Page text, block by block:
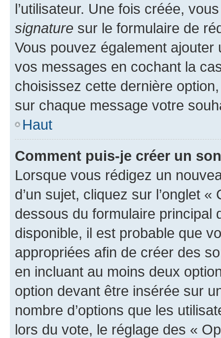
l’utilisateur. Une fois créée,
signature sur le formulaire de
Vous pouvez également
vos messages en cochant la
choisissez cette dernière
sur chaque message votre
Haut
Comment puis-je créer un
Lorsque vous rédigez un
d’un sujet, cliquez sur l’onglet
dessous du formulaire principal
disponible, il est probable que
appropriées afin de créer des
en incluant au moins deux
option devant être insérée sur
nombre d’options que les
lors du vote, le réglage des «